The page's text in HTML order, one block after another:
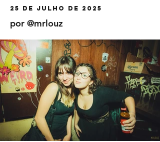
25 de julho de 2025
por @mrlouz